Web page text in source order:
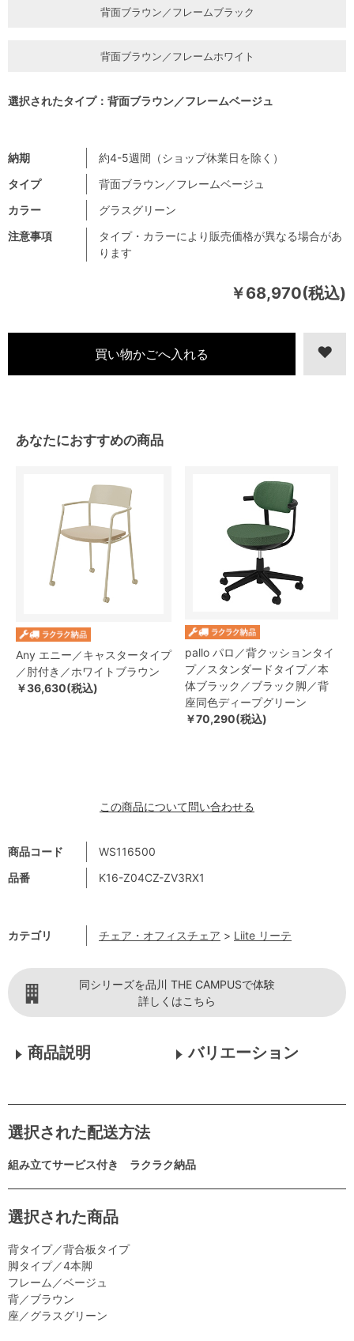
￥68,970(税込)
商品コード
WS116500
品番
K16-Z04CZ-ZV3RX1
カテゴリ チェア・オフィスチェア > Liite リーテ
注意事項
タイプ・カラーにより販売価格が異なる場合があ
ります
納期
約4-5週間（ショップ休業日を除く）
タイプ
背面ブラウン／フレームベージュ
カラー
グラスグリーン
背面ブラウン／フレームブラック
背面ブラウン／フレームホワイト
選択されたタイプ：背面ブラウン／フレームベージュ
あなたにおすすめの商品
Any エニー／キャスタータイプ
／肘付き／ホワイトブラウン
￥36,630(税込)
pallo パロ／背クッションタイ
プ／スタンダードタイプ／本
体ブラック／ブラック脚／背
座同色ディープグリーン
￥70,290(税込)
この商品について問い合わせる
同シリーズを品川 THE CAMPUSで体験
詳しくはこちら
商品説明 バリエーション
選択された配送方法
組み立てサービス付き ラクラク納品
選択された商品
背タイプ／背合板タイプ
脚タイプ／4本脚
フレーム／ベージュ
背／ブラウン
座／グラスグリーン